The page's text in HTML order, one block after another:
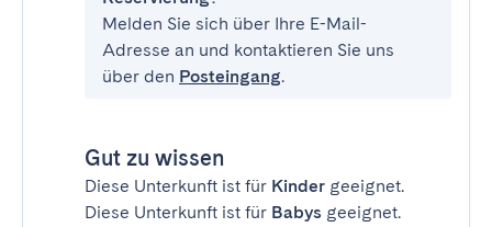
Melden Sie sich über Ihre E-Mail-
Adresse an und kontaktieren Sie uns
über den Posteingang.
Gut zu wissen
Diese Unterkunft ist für Kinder geeignet.
Diese Unterkunft ist für Babys geeignet.